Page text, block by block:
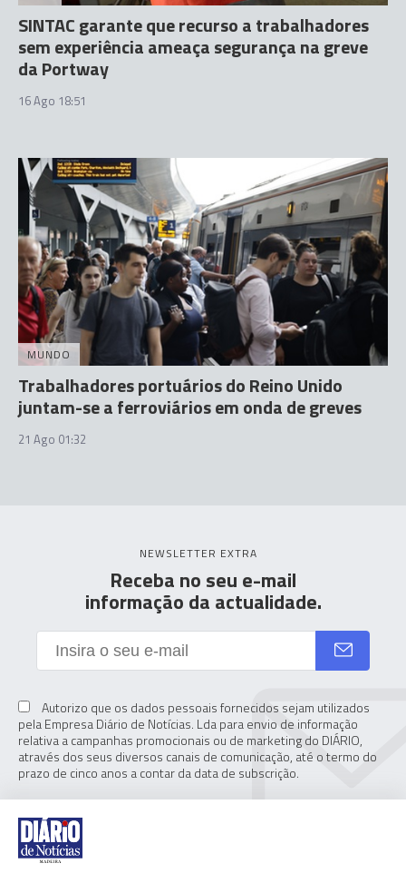
SINTAC garante que recurso a trabalhadores
sem experiência ameaça segurança na greve
da Portway
16 Ago 18:51
MUNDO
Trabalhadores portuários do Reino Unido
juntam-se a ferroviários em onda de greves
21 Ago 01:32
NEWSLETTER EXTRA
Receba no seu e-mail
informação da actualidade.
Autorizo que os dados pessoais fornecidos sejam utilizados
pela Empresa Diário de Notícias. Lda para envio de informação
relativa a campanhas promocionais ou de marketing do DIÁRIO,
através dos seus diversos canais de comunicação, até o termo do
prazo de cinco anos a contar da data de subscrição.